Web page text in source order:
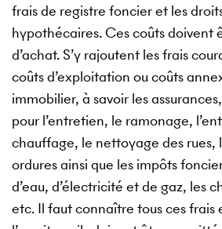
frais de registre foncier et les
hypothécaires. Ces coûts doivent
d’achat. S’y rajoutent les frais
coûts d’exploitation ou coûts
immobilier, à savoir les
pour l’entretien, le ramonage,
chauffage, le nettoyage des rues,
ordures ainsi que les impôts
d’eau, d’électricité et de gaz, les
etc. Il faut connaître tous ces frais